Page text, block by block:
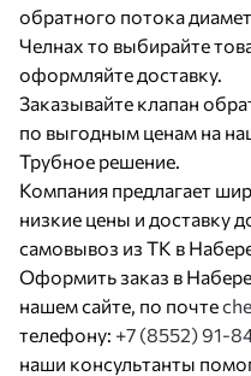
обратного потока
Челнах то выбирайте
оформляйте доставку.
Заказывайте клапан
по выгодным ценам на
Трубное решение.
Компания предлагает
низкие цены и доставку
самовывоз из ТК в
Оформить заказ в
нашем сайте, по почте
телефону: +7 (8552) 91-
наши консультанты